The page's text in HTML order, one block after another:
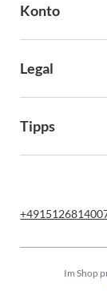
Konto
Legal
Tipps
Im Shop